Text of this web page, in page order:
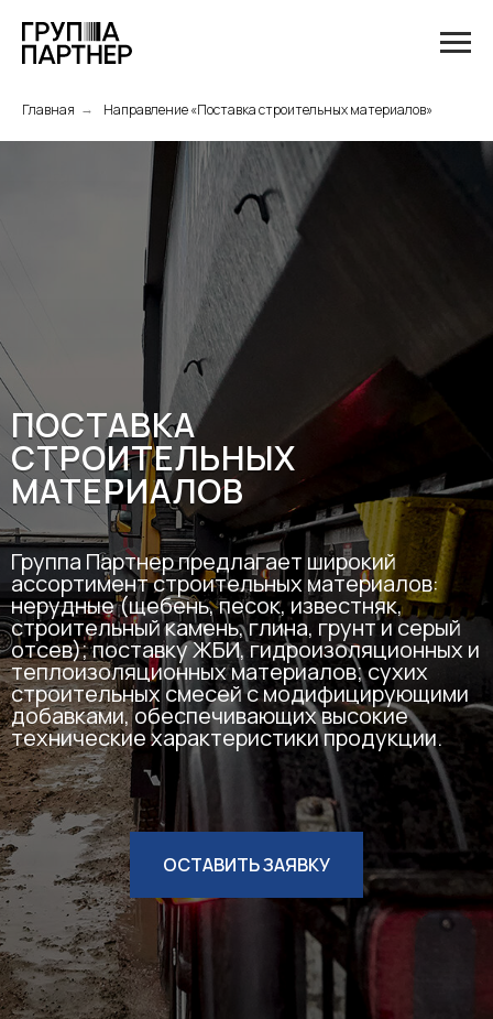
Главная → Направление «Поставка строительных материалов»
ПОСТАВКА
СТРОИТЕЛЬНЫХ
МАТЕРИАЛОВ
Группа Партнер предлагает широкий
ассортимент строительных материалов:
нерудные (щебень, песок, известняк,
строительный камень, глина, грунт и серый
отсев); поставку ЖБИ, гидроизоляционных и
теплоизоляционных материалов; сухих
строительных смесей с модифицирующими
добавками, обеспечивающих высокие
технические характеристики продукции.
ОСТАВИТЬ ЗАЯВКУ